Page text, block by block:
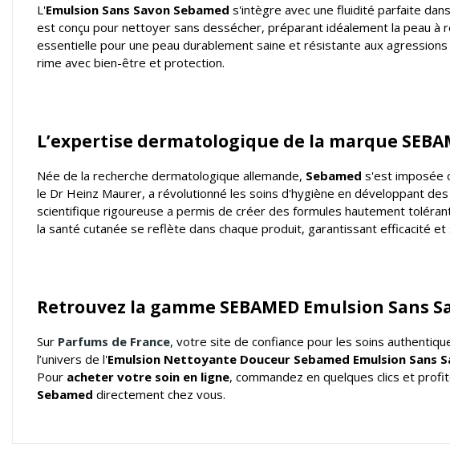
L'Emulsion Sans Savon Sebamed s'intègre avec une fluidité parfaite
est conçu pour nettoyer sans dessécher, préparant idéalement la peau
essentielle pour une peau durablement saine et résistante aux
rime avec bien-être et protection.
L’expertise dermatologique de la marque
Née de la recherche dermatologique allemande, Sebamed s'est imposée
le Dr Heinz Maurer, a révolutionné les soins d'hygiène en développant
scientifique rigoureuse a permis de créer des formules hautement
la santé cutanée se reflète dans chaque produit, garantissant efficacité et
Retrouvez la gamme SEBAMED Emulsion Sans
Sur Parfums de France, votre site de confiance pour les soins
l’univers de l'Emulsion Nettoyante Douceur Sebamed Emulsion Sans
Pour acheter votre soin en ligne, commandez en quelques clics et
Sebamed directement chez vous.